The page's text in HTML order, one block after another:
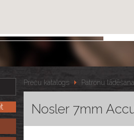
Preču katalogs Patronu lādēšana
Nosler 7mm